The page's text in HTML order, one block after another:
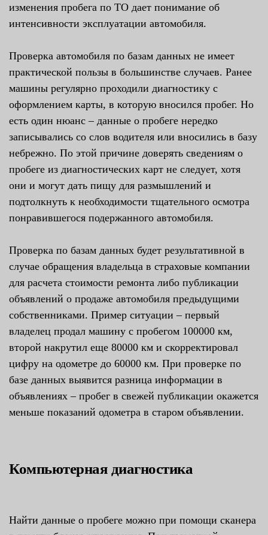
изменения пробега по ТО дает понимание об
интенсивности эксплуатации автомобиля.
Проверка автомобиля по базам данных не имеет
практической пользы в большинстве случаев. Ранее
машины регулярно проходили диагностику с
оформлением карты, в которую вносился пробег. Но
есть один нюанс – данные о пробеге нередко
записывались со слов водителя или вносились в базу
небрежно. По этой причине доверять сведениям о
пробеге из диагностических карт не следует, хотя
они и могут дать пищу для размышлений и
подтолкнуть к необходимости тщательного осмотра
понравившегося подержанного автомобиля.
Проверка по базам данных будет результативной в
случае обращения владельца в страховые компании
для расчета стоимости ремонта либо публикации
объявлений о продаже автомобиля предыдущими
собственниками. Пример ситуации – первый
владелец продал машину с пробегом 100000 км,
второй накрутил еще 80000 км и скорректировал
цифру на одометре до 60000 км. При проверке по
базе данных выявится разница информации в
объявлениях – пробег в свежей публикации окажется
меньше показаний одометра в старом объявлении.
Компьютерная диагностика
Найти данные о пробеге можно при помощи сканера